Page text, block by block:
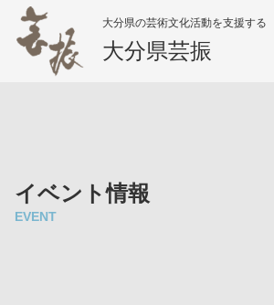
大分県の芸術文化活動を支援する
大分県芸振
イベント情報
EVENT